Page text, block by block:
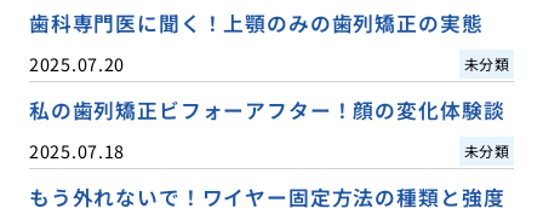
歯科専門医に聞く！上顎のみの歯列矯正の実態
2025.07.20 未分類
私の歯列矯正ビフォーアフター！顔の変化体験談
2025.07.18 未分類
もう外れないで！ワイヤー固定方法の種類と強度